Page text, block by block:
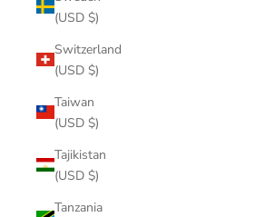
(USD $)
Switzerland
(USD $)
Taiwan
(USD $)
Tajikistan
(USD $)
Tanzania